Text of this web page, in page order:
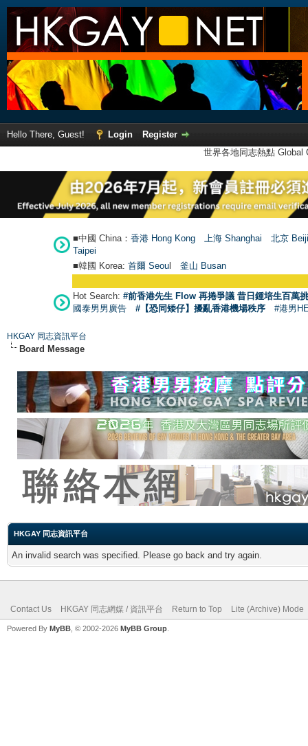
Hello There, Guest! Login
Register
世界各地同志熱點
■中國 China： 香港 Hong Kong 上海 Shanghai
北京
Taipei
■韓國 Korea: 首爾 Seoul 釜山 Busan
Hot Search: #前香港先生 Flow 再捲爭議 昔日鍾培生百萬
國泰男男廣告
#【恐同矮仔】擾亂香港機場秩序 #港男
HKGAY 同志資訊平台
Board Message
HKGAY 同志資訊平台
An invalid search was specified. Please go back and try again.
Contact Us HKGAY 同志網媒 / 資訊平台 Return to Top Lite (Archive) Mode
Powered By MyBB , © 2002-2026 MyBB Group